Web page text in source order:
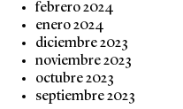
febrero 2024
enero 2024
diciembre 2023
noviembre 2023
octubre 2023
septiembre 2023